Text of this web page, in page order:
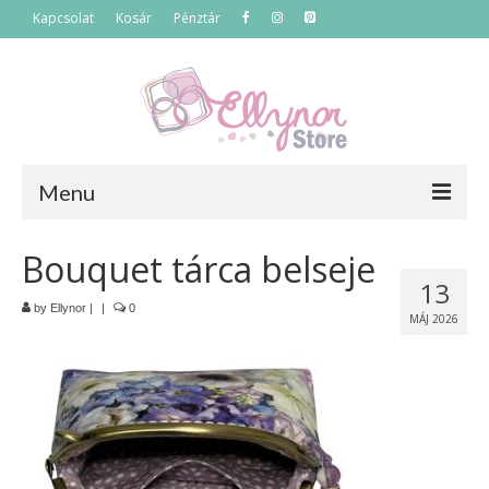
Kapcsolat Kosár Pénztár
Menu
Termékek
Akciós termékek
Táskák
Neszeszerek
13
MÁJ 2026
Bouquet tárca belseje
by Ellynor | | 0